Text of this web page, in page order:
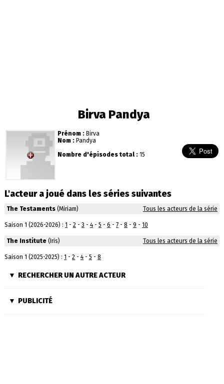
Birva Pandya
Prénom : Birva
Nom : Pandya
Nombre d'épisodes total : 15
L'acteur a joué dans les séries suivantes
The Testaments(Miriam) Tous les acteurs de la série
Saison 1 (2026-2026) : 1 - 2- 3 - 4- 5 - 6 - 7- 8 - 9 - 10
The Institute(Iris) Tous les acteurs de la série
Saison 1 (2025-2025) : 1 - 2- 4- 5 - 8
RECHERCHER UN AUTRE ACTEUR
PUBLICITÉ